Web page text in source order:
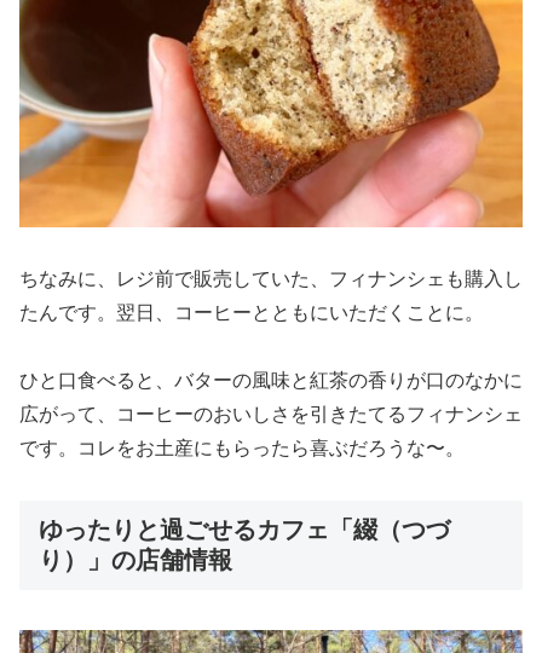
ちなみに、レジ前で販売していた、フィナンシェも購入し
たんです。翌日、コーヒーとともにいただくことに。
ひと口食べると、バターの風味と紅茶の香りが口のなかに
広がって、コーヒーのおいしさを引きたてるフィナンシェ
です。コレをお土産にもらったら喜ぶだろうな〜。
ゆったりと過ごせるカフェ「綴（つづ
り）」の店舗情報